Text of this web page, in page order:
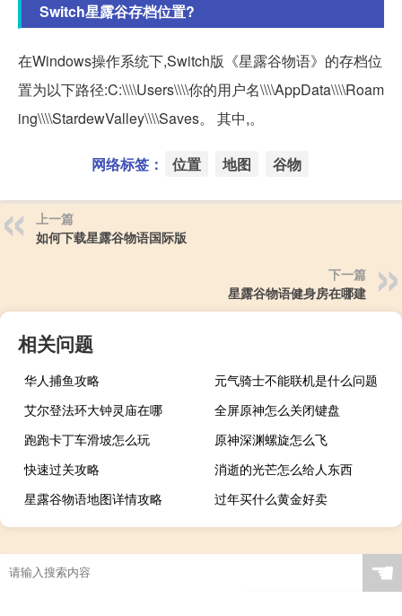
Switch星露谷存档位置?
在Windows操作系统下,Switch版《星露谷物语》的存档位
置为以下路径:C:\\\\Users\\\\你的用户名\\\\AppData\\\\Roam
ing\\\\StardewValley\\\\Saves。 其中,。
网络标签： 位置 地图 谷物
上一篇
如何下载星露谷物语国际版
下一篇
星露谷物语健身房在哪建
相关问题
华人捕鱼攻略
元气骑士不能联机是什么问题
艾尔登法环大钟灵庙在哪
全屏原神怎么关闭键盘
跑跑卡丁车滑坡怎么玩
原神深渊螺旋怎么飞
快速过关攻略
消逝的光芒怎么给人东西
星露谷物语地图详情攻略
过年买什么黄金好卖
☚